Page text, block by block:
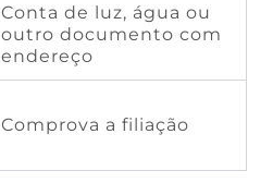
Conta de luz, água ou
outro documento com
endereço
Comprova a filiação